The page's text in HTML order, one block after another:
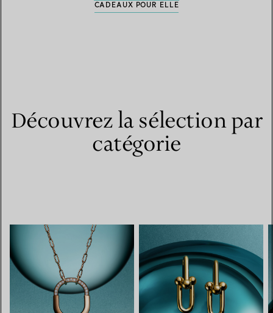
CADEAUX POUR ELLE
Découvrez la sélection par
catégorie